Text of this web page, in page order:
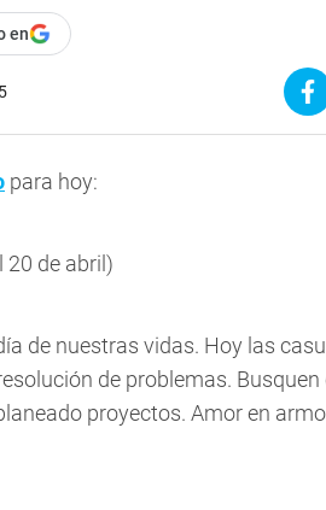
en
para hoy:
20 de abril)
de nuestras vidas. Hoy las
de problemas.
proyectos. Amor en